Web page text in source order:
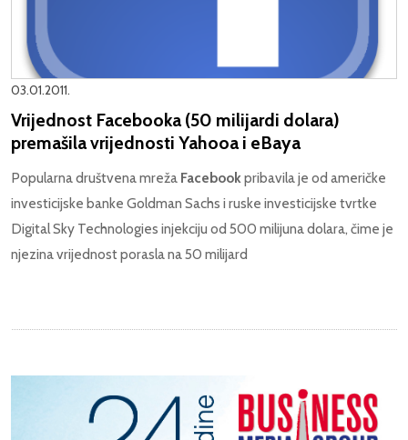
03.01.2011.
Vrijednost Facebooka (50 milijardi dolara)
premašila vrijednosti Yahooa i eBaya
Popularna društvena mreža Facebookpribavila je od američke
investicijske banke Goldman Sachs i ruske investicijske tvrtke
Digital Sky Technologies injekciju od 500 milijuna dolara, čime je
njezina vrijednost porasla na 50 milijard